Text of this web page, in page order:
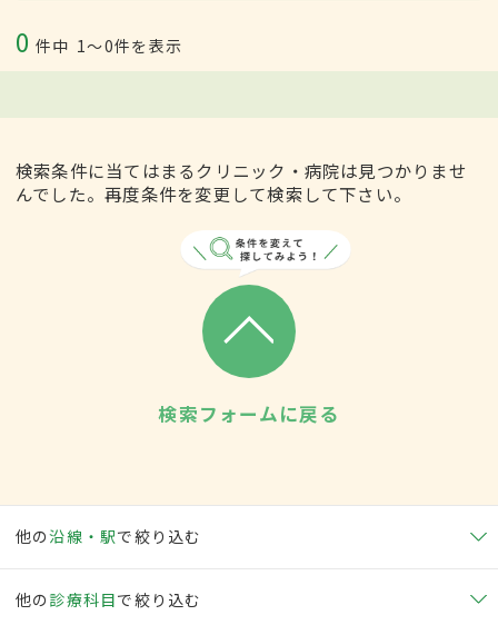
0 件中 1〜0件を表示
検索条件に当てはまるクリニック・病院は見つかりませ
んでした。再度条件を変更して検索して下さい。
検索フォームに戻る
他の沿線・駅で絞り込む
他の 診療科目で絞り込む